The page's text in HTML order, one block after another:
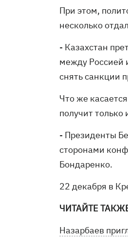
При этом,
несколько
- Казахстан
между Россией
снять санкции
Что же
получит
- Президенты
сторонами
Бондаренко.
22 декабря в
ЧИТАЙТЕ
Назарбаев